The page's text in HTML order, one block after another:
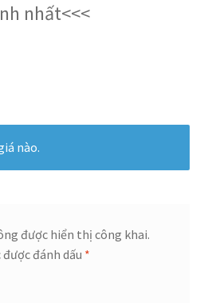
nhất<<<
nào.
được hiển thị công khai.
đánh dấu *